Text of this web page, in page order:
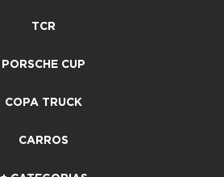
TCR
PORSCHE CUP
COPA TRUCK
CARROS